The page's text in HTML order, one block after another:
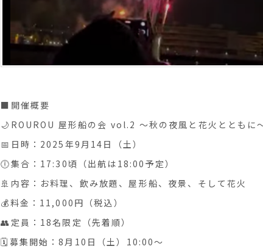
■開催概要
🌙ROUROU 屋形船の会 vol.2 ～秋の夜風と花火とともに
📅日時：2025年9月14日（土）
🕕集合：17:30頃（出航は18:00予定）
🚢内容：お料理、飲み放題、屋形船、夜景、そして花火
💰料金：11,000円（税込）
👥定員：18名限定（先着順）
🗓️募集開始：8月10日（土）10:00〜